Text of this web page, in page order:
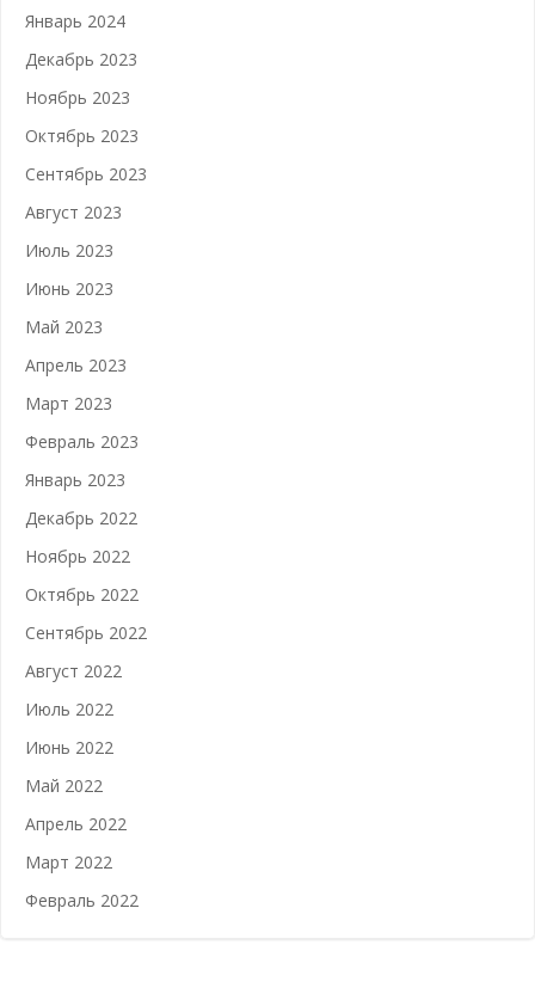
Январь 2024
Декабрь 2023
Ноябрь 2023
Октябрь 2023
Сентябрь 2023
Август 2023
Июль 2023
Июнь 2023
Май 2023
Апрель 2023
Март 2023
Февраль 2023
Январь 2023
Декабрь 2022
Ноябрь 2022
Октябрь 2022
Сентябрь 2022
Август 2022
Июль 2022
Июнь 2022
Май 2022
Апрель 2022
Март 2022
Февраль 2022